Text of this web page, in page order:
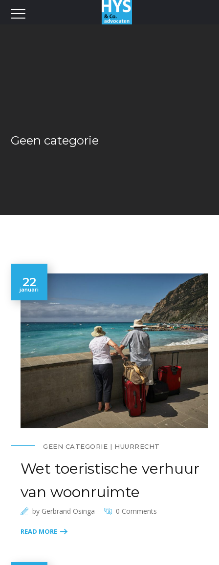
Geen categorie
22
januari
GEEN CATEGORIE HUURRECHT
Wet toeristische verhuur
van woonruimte
by Gerbrand Osinga 0 Comments
READ MORE